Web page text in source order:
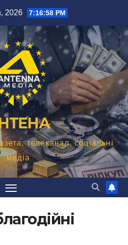
2026 7:16:59 PM
телеканал, соціальні
медіа